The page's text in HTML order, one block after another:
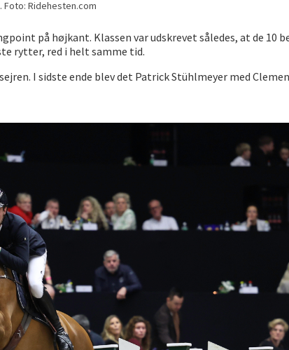
Foto: Ridehesten.com
på højkant. Klassen var udskrevet således, at de 10
rytter, red i helt samme tid.
I sidste ende blev det Patrick Stühlmeyer med